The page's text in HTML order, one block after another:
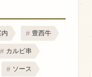
豊西牛
カルビ串
ソース